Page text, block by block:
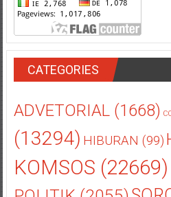
CATEGORIES
ADVETORIAL(1668)
(13294) HIBURAN (99)
KOMSOS (22669)